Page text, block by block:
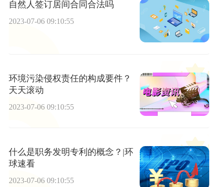
自然人签订居间合同合法吗
2023-07-06 09:10:55
环境污染侵权责任的构成要件？
天天滚动
2023-07-06 09:10:55
什么是职务发明专利的概念？|环
球速看
2023-07-06 09:10:55